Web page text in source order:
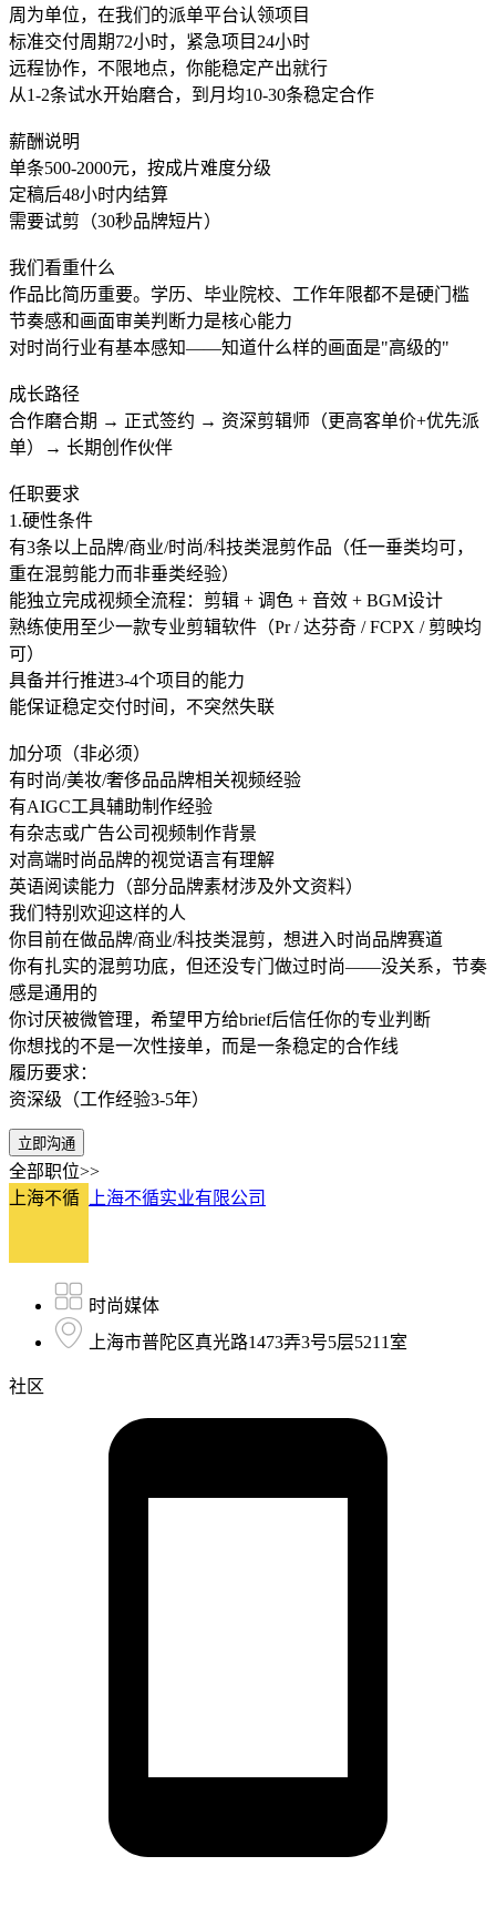
周为单位，在我们的派单平台认领项目
标准交付周期72小时，紧急项目24小时
远程协作，不限地点，你能稳定产出就行
从1-2条试水开始磨合，到月均10-30条稳定合作
薪酬说明
单条500-2000元，按成片难度分级
定稿后48小时内结算
需要试剪（30秒品牌短片）
我们看重什么
作品比简历重要。学历、毕业院校、工作年限都不是硬门槛
节奏感和画面审美判断力是核心能力
对时尚行业有基本感知——知道什么样的画面是"高级的"
成长路径
合作磨合期 → 正式签约 → 资深剪辑师（更高客单价+优先派
单）→ 长期创作伙伴
任职要求
1.硬性条件
有3条以上品牌/商业/时尚/科技类混剪作品（任一垂类均可，
重在混剪能力而非垂类经验）
能独立完成视频全流程：剪辑 + 调色 + 音效 + BGM设计
熟练使用至少一款专业剪辑软件（Pr / 达芬奇 / FCPX / 剪映均
可）
具备并行推进3-4个项目的能力
能保证稳定交付时间，不突然失联
加分项（非必须）
有时尚/美妆/奢侈品品牌相关视频经验
有AIGC工具辅助制作经验
有杂志或广告公司视频制作背景
对高端时尚品牌的视觉语言有理解
英语阅读能力（部分品牌素材涉及外文资料）
我们特别欢迎这样的人
你目前在做品牌/商业/科技类混剪，想进入时尚品牌赛道
你有扎实的混剪功底，但还没专门做过时尚——没关系，节奏
感是通用的
你讨厌被微管理，希望甲方给brief后信任你的专业判断
你想找的不是一次性接单，而是一条稳定的合作线
履历要求：
资深级（工作经验3-5年）
立即沟通
全部职位>>
上海不循
上海不循实业有限公司
时尚媒体
上海市普陀区真光路1473弄3号5层5211室
社区